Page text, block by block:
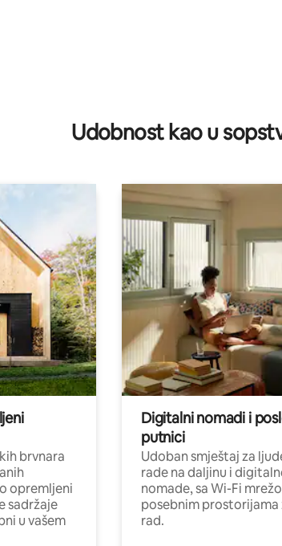
Udobnost kao u
brvnara
opremljeni
sadržaje
u vašem
Digitalni nomadi i
putnici
Udoban smještaj za
rade na daljinu i
nomade, sa Wi-Fi
posebnim prostorijama
rad.